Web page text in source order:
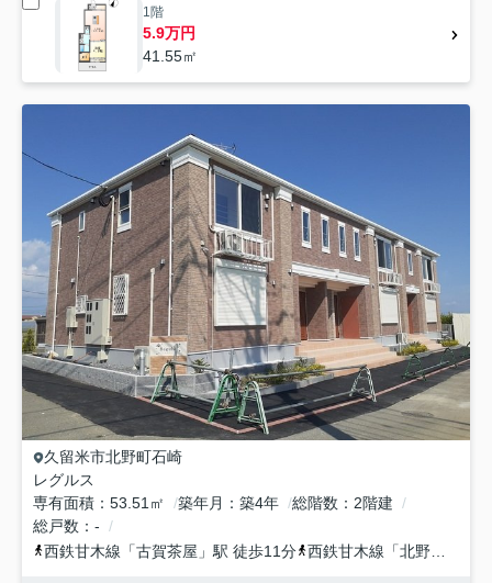
1階
5.9万円
41.55㎡
久留米市北野町石崎
レグルス
専有面積
53.51㎡ 築年月 築4年 総階数
2階建
総戸数
-
西鉄甘木線 「古賀茶屋 」駅 徒歩11分 西鉄甘木線 「北野」駅 徒